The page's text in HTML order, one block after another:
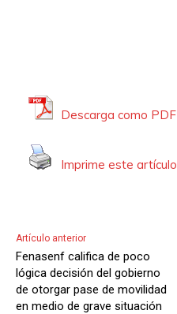
Descarga como PDF
Imprime este artículo
Artículo anterior
Fenasenf califica de poco
lógica decisión del gobierno
de otorgar pase de movilidad
en medio de grave situación